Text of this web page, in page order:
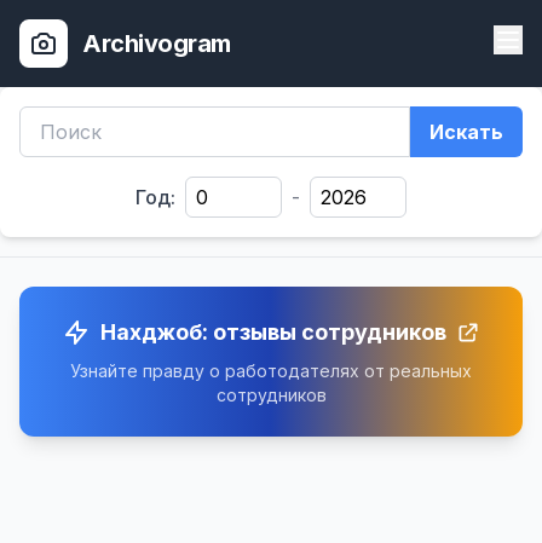
Archivogram
Искать
Год: -
Нахджоб: отзывы сотрудников
Узнайте правду о работодателях от реальных
сотрудников